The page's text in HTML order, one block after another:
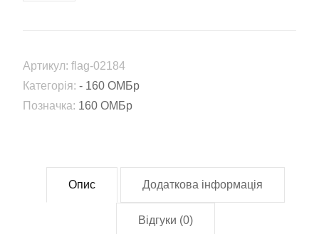
механізована
(160
ОМБр)
ЗСУ
кількість
Артикул: flag-02184
Категорія: - 160 ОМБр
Позначка: 160 ОМБр
Опис Додаткова інформація
Відгуки (0)